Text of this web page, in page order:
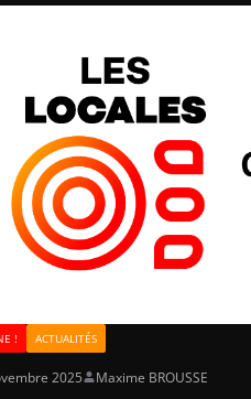
! ACTUALITÉS
2025 Maxime BROUSSE